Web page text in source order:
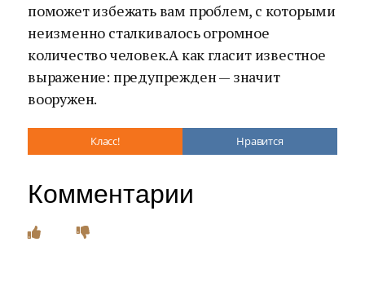
поможет избежать вам проблем, с которыми
неизменно сталкивалось огромное
количество человек.А как гласит известное
выражение: предупрежден — значит
вооружен.
Класс! Нравится
Комментарии